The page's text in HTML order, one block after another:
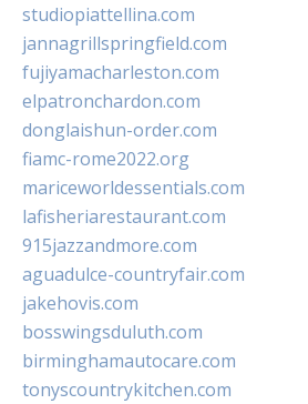
studiopiattellina.com
jannagrillspringfield.com
fujiyamacharleston.com
elpatronchardon.com
donglaishun-order.com
fiamc-rome2022.org
mariceworldessentials.com
lafisheriarestaurant.com
915jazzandmore.com
aguadulce-countryfair.com
jakehovis.com
bosswingsduluth.com
birminghamautocare.com
tonyscountrykitchen.com